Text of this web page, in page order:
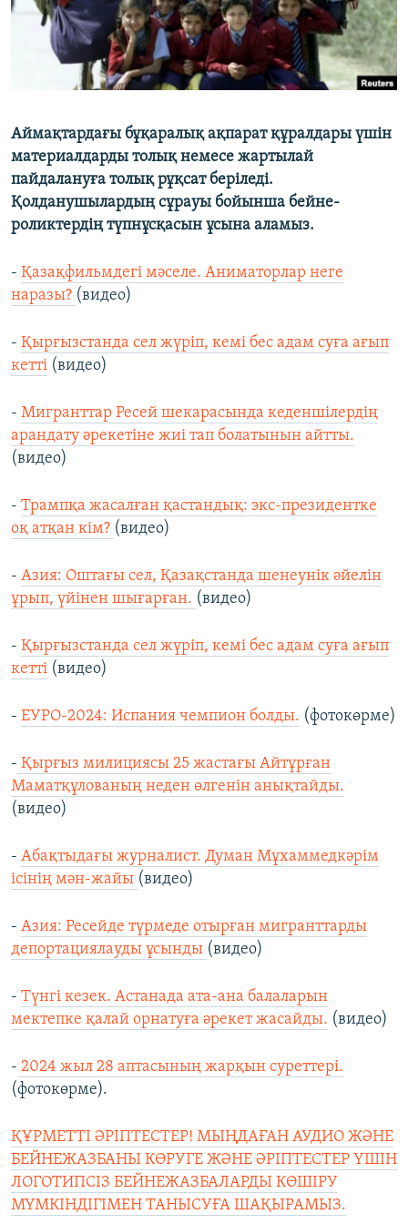
Аймақтардағы бұқаралық ақпарат құралдары үшін
материалдарды толық немесе жартылай
пайдалануға толық рұқсат беріледі.
Қолданушылардың сұрауы бойынша бейне-
роликтердің түпнұсқасын ұсына аламыз.
- Қазақфильмдегі мәселе. Аниматорлар неге
наразы? (видео)
- Қырғызстанда сел жүріп, кемі бес адам суға ағып
кетті (видео)
- Мигранттар Ресей шекарасында кеденшілердің
арандату әрекетіне жиі тап болатынын айтты.
(видео)
- Трампқа жасалған қастандық: экс-президентке
оқ атқан кім? (видео)
- Азия: Оштағы сел, Қазақстанда шенеунік әйелін
ұрып, үйінен шығарған. (видео)
- Қырғызстанда сел жүріп, кемі бес адам суға ағып
кетті (видео)
- ЕУРО-2024: Испания чемпион болды. (фотокөрме)
- Қырғыз милициясы 25 жастағы Айтұрған
Маматқұлованың неден өлгенін анықтайды.
(видео)
- Абақтыдағы журналист. Думан Мұхаммедкәрім
ісінің мән-жайы (видео)
- Азия: Ресейде түрмеде отырған мигранттарды
депортациялауды ұсынды (видео)
- Түнгі кезек. Астанада ата-ана балаларын
мектепке қалай орнатуға әрекет жасайды. (видео)
- 2024 жыл 28 аптасының жарқын суреттері.
(фотокөрме).
ҚҰРМЕТТІ ӘРІПТЕСТЕР! МЫҢДАҒАН АУДИО ЖӘНЕ
БЕЙНЕЖАЗБАНЫ КӨРУГЕ ЖӘНЕ ӘРІПТЕСТЕР ҮШІН
ЛОГОТИПСІЗ БЕЙНЕЖАЗБАЛАРДЫ КӨШІРУ
МҮМКІНДІГІМЕН ТАНЫСУҒА ШАҚЫРАМЫЗ.